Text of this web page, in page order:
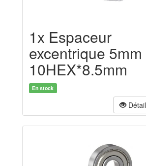
1x Espaceur
excentrique 5mm
10HEX*8.5mm
En stock
Détail